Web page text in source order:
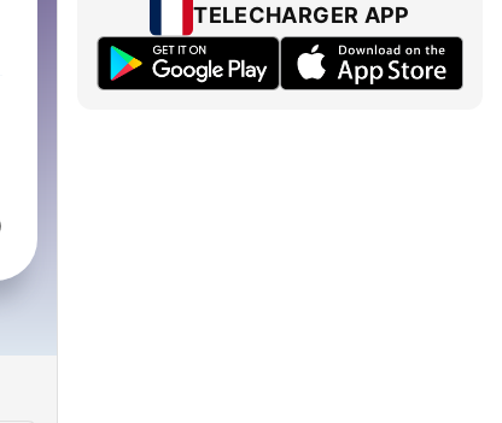
TELECHARGER APP